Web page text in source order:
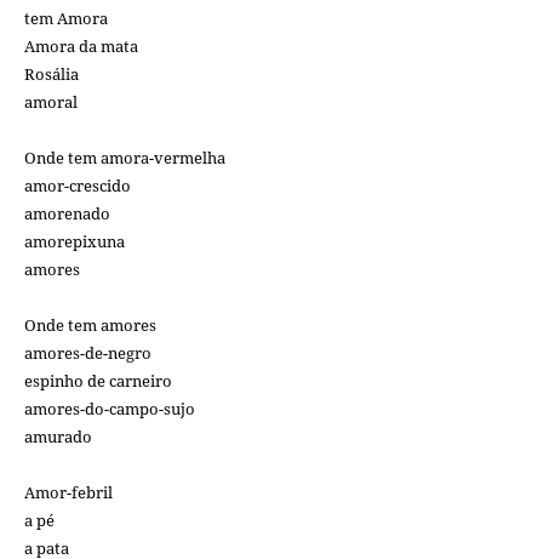
tem Amora
Amora da mata
Rosália
amoral
Onde tem amora-vermelha
amor-crescido
amorenado
amorepixuna
amores
Onde tem amores
amores-de-negro
espinho de carneiro
amores-do-campo-sujo
amurado
Amor-febril
a pé
a pata